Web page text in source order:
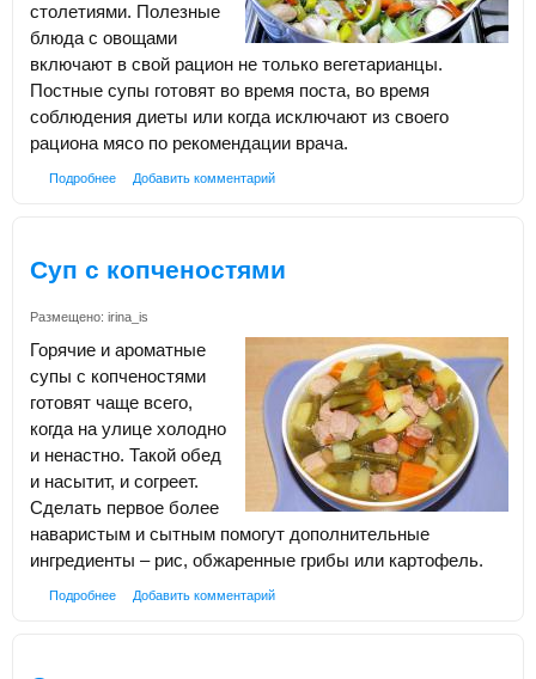
столетиями. Полезные
блюда с овощами
включают в свой рацион не только вегетарианцы.
Постные супы готовят во время поста, во время
соблюдения диеты или когда исключают из своего
рациона мясо по рекомендации врача.
Подробнее Добавить комментарий
Суп с копченостями
Размещено: irina_is
Горячие и ароматные
супы с копченостями
готовят чаще всего,
когда на улице холодно
и ненастно. Такой обед
и насытит, и согреет.
Сделать первое более
наваристым и сытным помогут дополнительные
ингредиенты – рис, обжаренные грибы или картофель.
Подробнее Добавить комментарий